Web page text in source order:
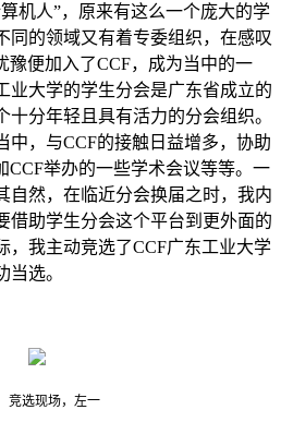
机人”，原来有这么一个庞大的学
同的领域又有着专委组织，在感叹
豫便加入了CCF，成为当中的一
业大学的学生分会是广东省成立的
分年轻且具有活力的分会组织。
中，与CCF的接触日益增多，协助
CCF举办的一些学术会议等等。一
自然，在临近分会换届之时，我内
借助学生分会这个平台到更外面的
，我主动竞选了CCF广东工业大学
选。
竞选现场，左一